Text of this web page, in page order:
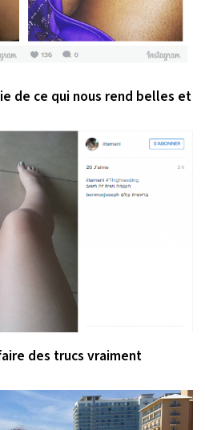
de ce qui nous rend belles et
des trucs vraiment